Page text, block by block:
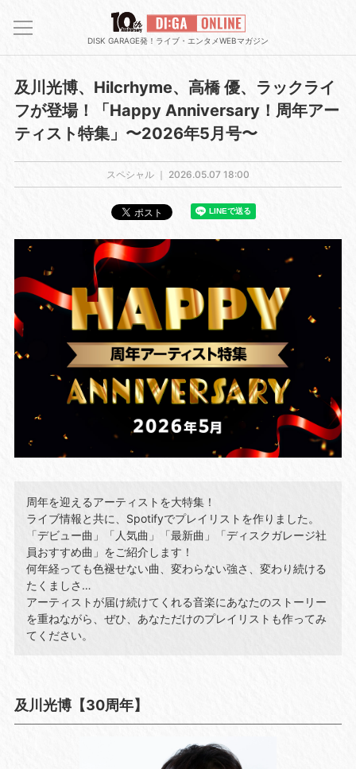
DISK GARAGE発！ライブ・エンタメWEBマガジン
及川光博、Hilcrhyme、高橋 優、ラックライ
フが登場！「Happy Anniversary！周年アー
ティスト特集」〜2026年5月号〜
スペシャル ｜ 2026.05.07 18:00
周年を迎えるアーティストを大特集！
ライブ情報と共に、Spotifyでプレイリストを作りました。
「デビュー曲」「人気曲」「最新曲」「ディスクガレージ社
員おすすめ曲」をご紹介します！
何年経っても色褪せない曲、変わらない強さ、変わり続ける
たくましさ…
アーティストが届け続けてくれる音楽にあなたのストーリー
を重ねながら、ぜひ、あなただけのプレイリストも作ってみ
てください。
及川光博【30周年】